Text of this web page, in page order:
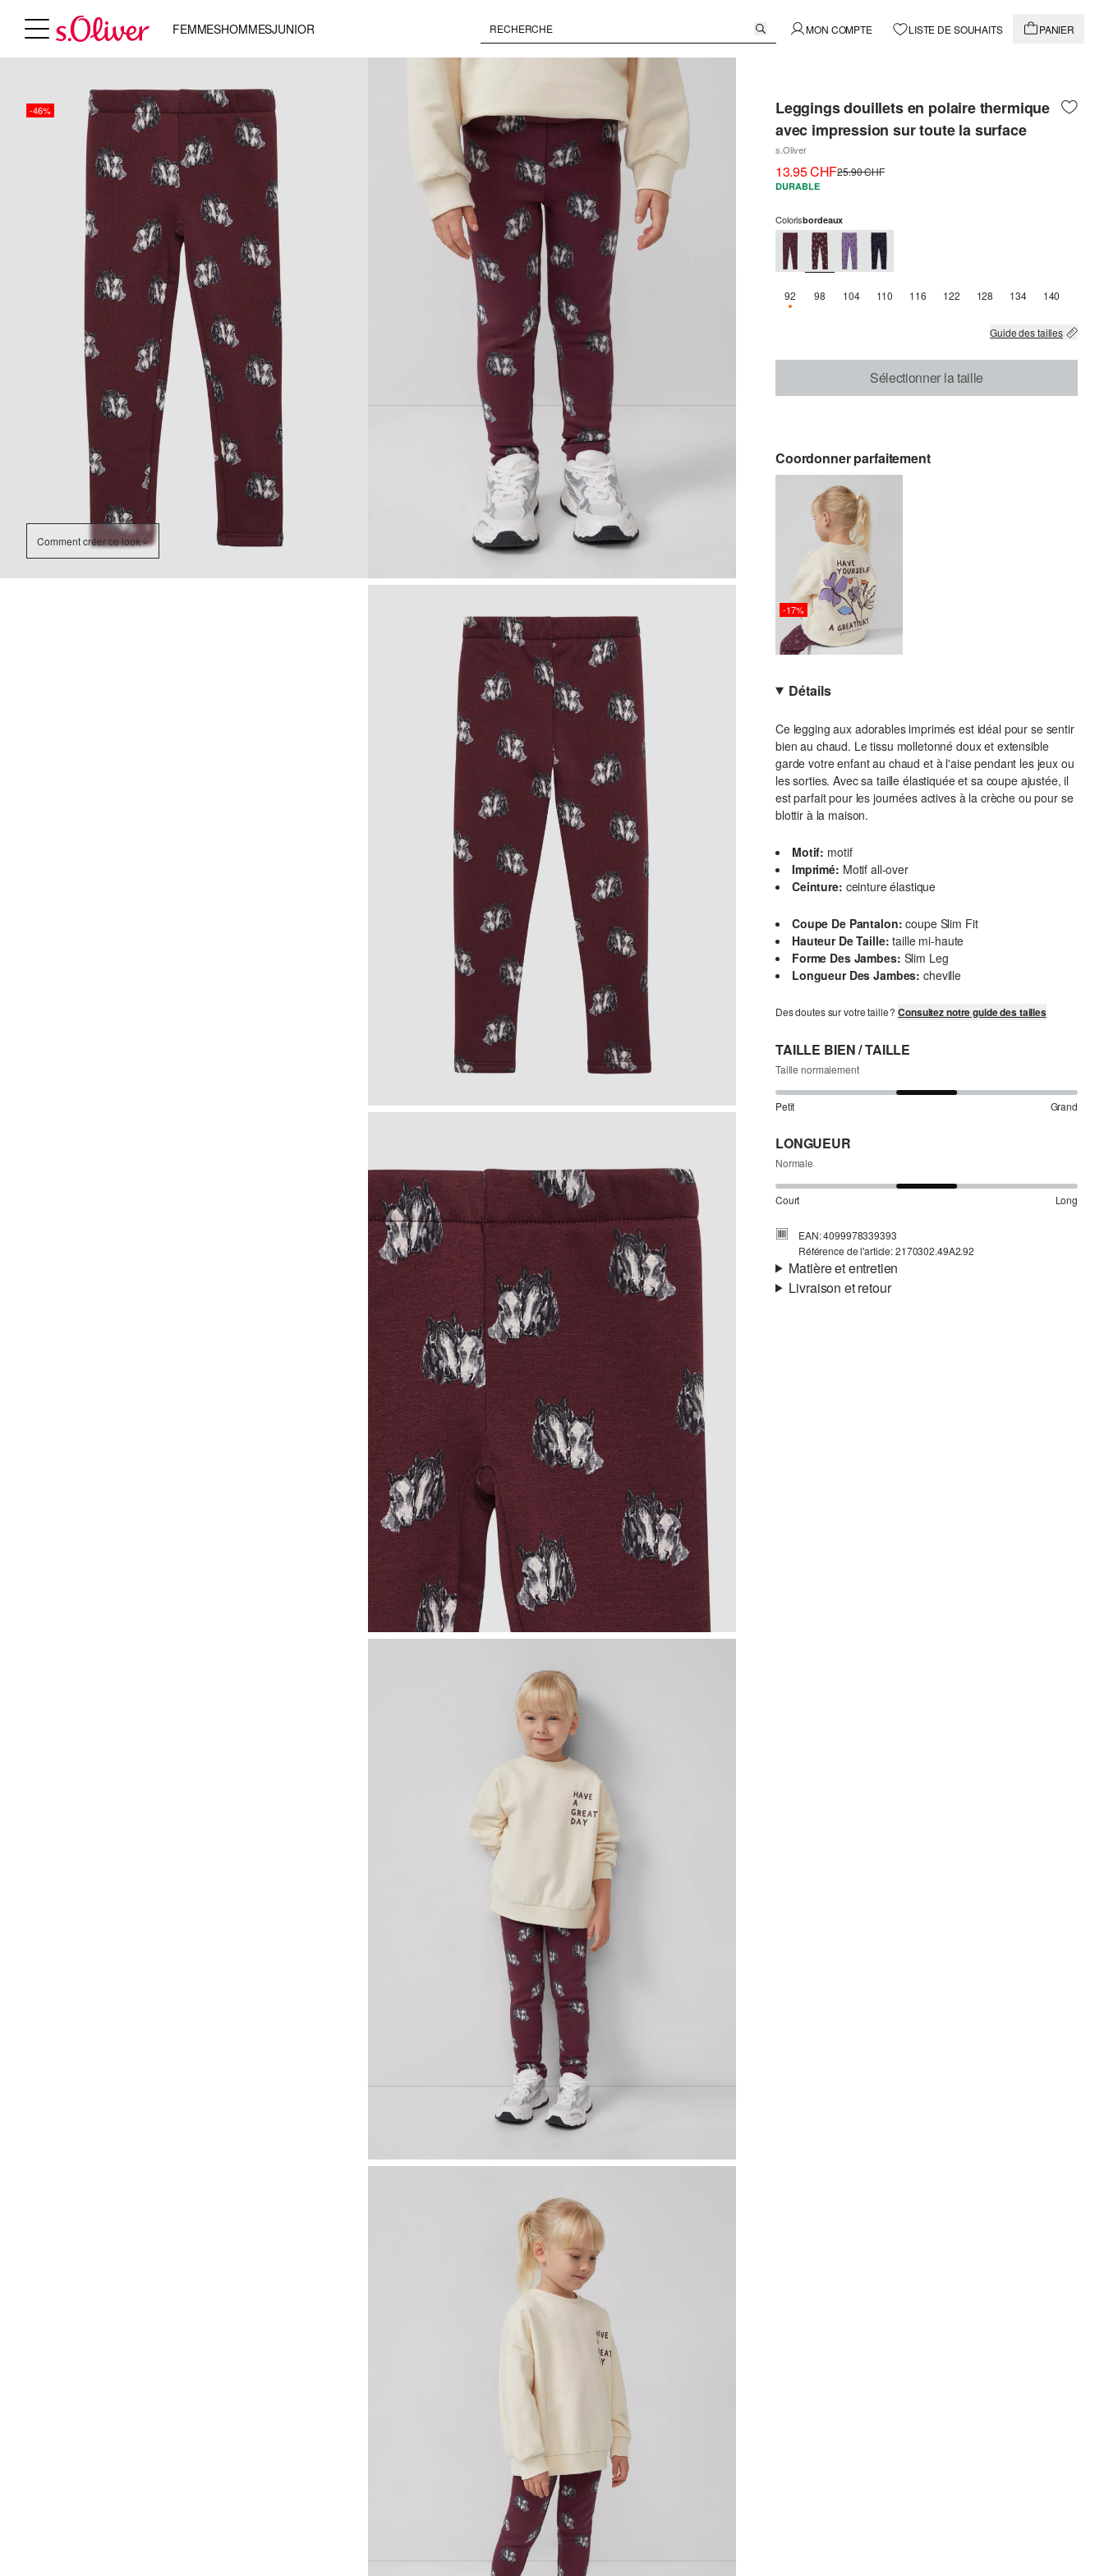
FEMMESHOMMESJUNIOR MON COMPTE LISTE DE SOUHAITS PANIER
-46%
Comment créer ce look
Leggings douillets en polaire thermique
avec impression sur toute la surface
s.Oliver
13.95 CHF25.90 CHF
DURABLE
Colorisbordeaux
92SEULEMENT 3 EN STOCK
98 104 110 116 122 128 134 140
Guide des tailles
Sélectionner la taille
Coordonner parfaitement
-17%
Détails
Ce legging aux adorables imprimés est idéal pour se sentir
bien au chaud. Le tissu molletonné doux et extensible
garde votre enfant au chaud et à l'aise pendant les jeux ou
les sorties. Avec sa taille élastiquée et sa coupe ajustée, il
est parfait pour les journées actives à la crèche ou pour se
blottir à la maison.
Motif: motif
Imprimé: Motif all-over
Ceinture: ceinture élastique
Coupe De Pantalon: coupe Slim Fit
Hauteur De Taille: taille mi-haute
Forme Des Jambes: Slim Leg
Longueur Des Jambes: cheville
Des doutes sur votre taille ?Consultez notre guide des tailles
TAILLE BIEN / TAILLE
Taille normalement
Petit Grand
LONGUEUR
Normale
Court Long
EAN: 4099978339393
Référence de l'article: 2170302.49A2.92
Matière et entretien
Livraison et retour